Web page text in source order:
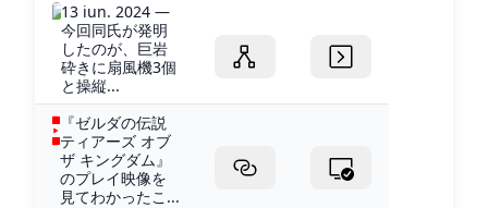
13 iun. 2024 —
今回同氏が発明
したのが、巨岩
砕きに扇風機3個
と操縦...
『ゼルダの伝説
ティアーズ オブ
ザ キングダム』
のプレイ映像を
見てわかったこ...